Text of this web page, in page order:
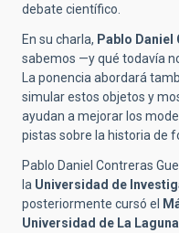
debate científico.
En su charla, Pablo Daniel
sabemos —y qué todavía
La ponencia abordará
simular estos objetos y
ayudan a mejorar los
pistas sobre la historia de
Pablo Daniel Contreras
la Universidad de
posteriormente cursó el
Universidad de La Laguna